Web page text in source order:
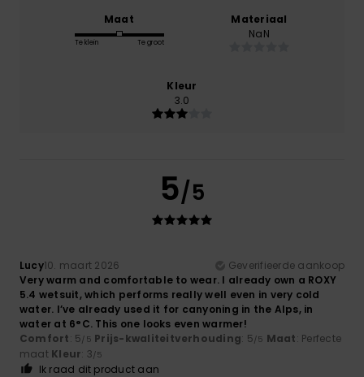
Maat
Te klein Te groot
Materiaal
NaN
Kleur
3.0
5/5
Lucy10. maart 2026
Geverifieerde aankoop
Very warm and comfortable to wear. I already own a ROXY
5.4 wetsuit, which performs really well even in very cold
water. I’ve already used it for canyoning in the Alps, in
water at 6°C. This one looks even warmer!
Comfort: 5/5 Prijs-kwaliteitverhouding: 5/5 Maat: Perfecte
maat Kleur: 3/5
Ik raad dit product aan